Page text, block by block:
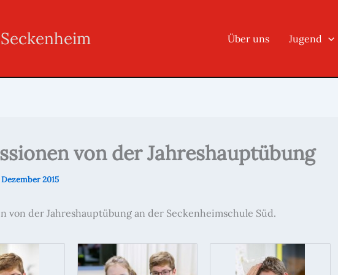
Über uns Jugend
von der Jahreshauptübung
Dezember 2015
von der Jahreshauptübung an der Seckenheimschule Süd.